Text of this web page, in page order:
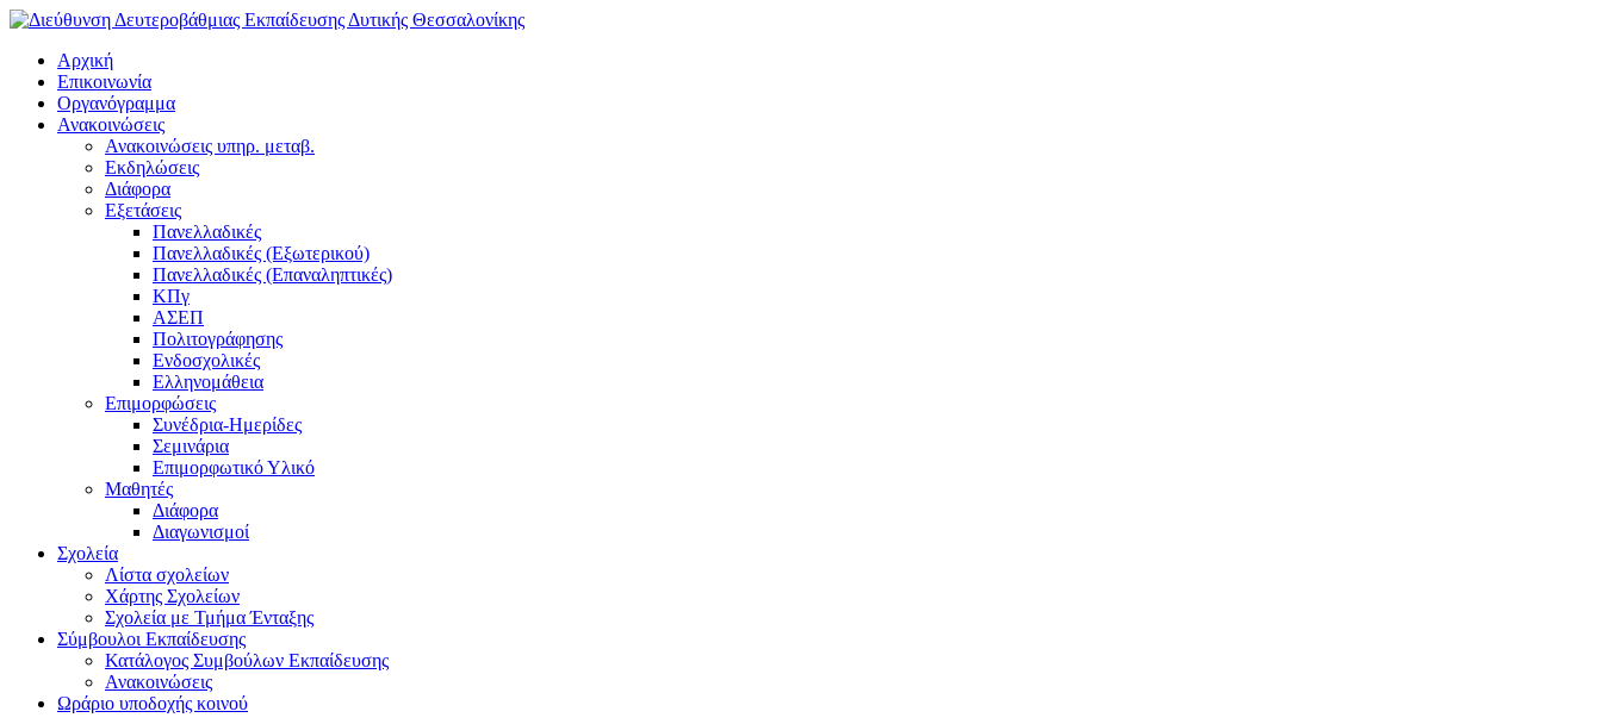
Αρχική
Επικοινωνία
Οργανόγραμμα
Ανακοινώσεις
Ανακοινώσεις υπηρ. μεταβ.
Εκδηλώσεις
Διάφορα
Εξετάσεις
Πανελλαδικές
Πανελλαδικές (Εξωτερικού)
Πανελλαδικές (Επαναληπτικές)
ΚΠγ
ΑΣΕΠ
Πολιτογράφησης
Ενδοσχολικές
Ελληνομάθεια
Επιμορφώσεις
Συνέδρια-Ημερίδες
Σεμινάρια
Επιμορφωτικό Υλικό
Μαθητές
Διάφορα
Διαγωνισμοί
Σχολεία
Λίστα σχολείων
Χάρτης Σχολείων
Σχολεία με Τμήμα Ένταξης
Σύμβουλοι Εκπαίδευσης
Κατάλογος Συμβούλων Εκπαίδευσης
Ανακοινώσεις
Ωράριο υποδοχής κοινού